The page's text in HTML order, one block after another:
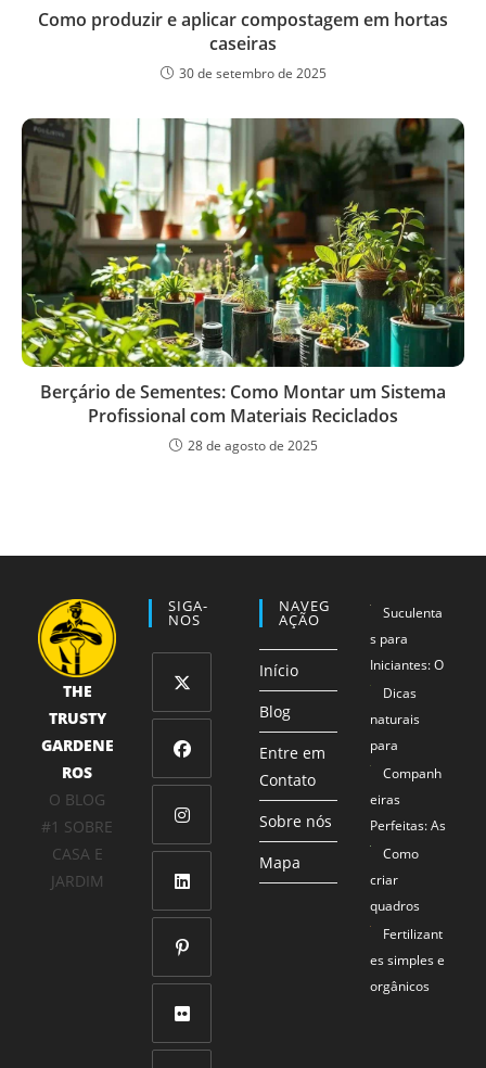
Como produzir e aplicar compostagem em hortas
caseiras
30 de setembro de 2025
Berçário de Sementes: Como Montar um Sistema
Profissional com Materiais Reciclados
28 de agosto de 2025
THE
TRUSTY
GARDENE
ROS
O BLOG
#1 SOBRE
CASA E
JARDIM
SIGA-
NOS
Abre
uma
nova
Abre
uma
nova
Abre
uma
nova
Abre
uma
nova
Abre
uma
Abre
NAVEG
AÇÃO
Início
Blog
Entre em
Contato
Sobre nós
Mapa
Suculenta
s para
Iniciantes: O
Método 1-2-
3 que
Garante
Sucesso
Mesmo para
Mãos Não
Tão Verdes
Dicas
naturais
para
proteger
seus
alimentos
Companh
eiras
Perfeitas: As
Combinaçõe
s de Plantas
que se
Ajudam
Mutuamente
a Prosperar
Como
criar
quadros
com plantas
naturais
Fertilizant
es simples e
orgânicos